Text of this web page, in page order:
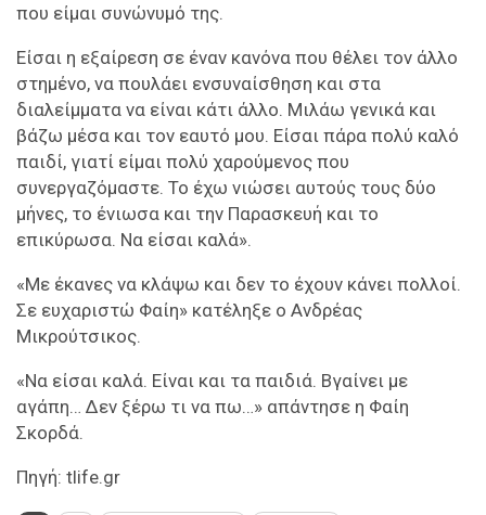
που είμαι συνώνυμό της.
Είσαι η εξαίρεση σε έναν κανόνα που θέλει τον άλλο
στημένο, να πουλάει ενσυναίσθηση και στα
διαλείμματα να είναι κάτι άλλο. Μιλάω γενικά και
βάζω μέσα και τον εαυτό μου. Είσαι πάρα πολύ καλό
παιδί, γιατί είμαι πολύ χαρούμενος που
συνεργαζόμαστε. Το έχω νιώσει αυτούς τους δύο
μήνες, το ένιωσα και την Παρασκευή και το
επικύρωσα. Να είσαι καλά».
«Με έκανες να κλάψω και δεν το έχουν κάνει πολλοί.
Σε ευχαριστώ Φαίη» κατέληξε ο Ανδρέας
Μικρούτσικος.
«Να είσαι καλά. Είναι και τα παιδιά. Βγαίνει με
αγάπη… Δεν ξέρω τι να πω…» απάντησε η Φαίη
Σκορδά.
Πηγή: tlife.gr